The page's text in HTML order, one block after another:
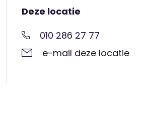
Orlybaan
Deze locatie
010 286 27 77
e-mail deze locatie